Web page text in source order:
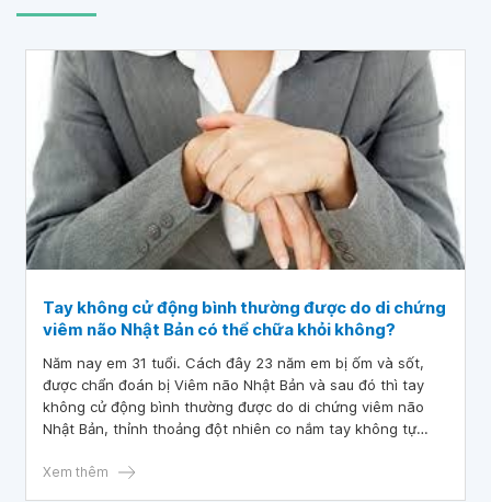
Tay không cử động bình thường được do di chứng
viêm não Nhật Bản có thể chữa khỏi không?
Năm nay em 31 tuổi. Cách đây 23 năm em bị ốm và sốt,
được chẩn đoán bị Viêm não Nhật Bản và sau đó thì tay
không cử động bình thường được do di chứng viêm não
Nhật Bản, thỉnh thoảng đột nhiên co nắm tay không tự
cho em hỏi có cách nào chữa khỏi không ạ? Em không bị
Xem thêm